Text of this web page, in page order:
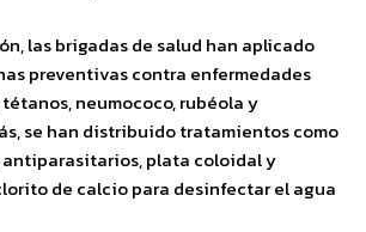
las brigadas de salud han aplicado
preventivas contra enfermedades
neumococo, rubéola y
se han distribuido tratamientos como
plata coloidal y
de calcio para desinfectar el agua